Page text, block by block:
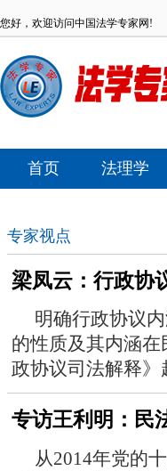
您好，欢迎访问中国法学专家网!
首页 法理学
专家视点
梁凤云：行政协
明确行政协议
的性质及其内涵
政协议司法解释》
专访王利明：民
从2014年党的